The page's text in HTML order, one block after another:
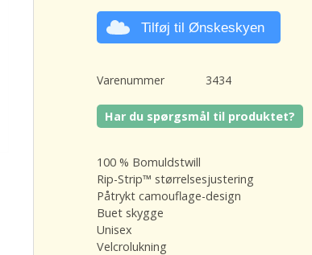
Tilføj til Ønskeskyen
Varenummer 3434
Har du spørgsmål til produktet?
100 % Bomuldstwill
Rip-Strip™ størrelsesjustering
Påtrykt camouflage-design
Buet skygge
Unisex
Velcrolukning